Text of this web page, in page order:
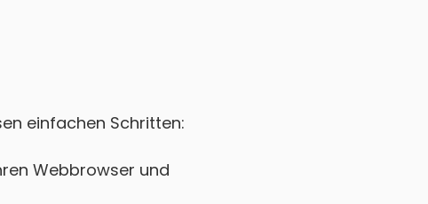
einfachen Schritten:
Webbrowser und